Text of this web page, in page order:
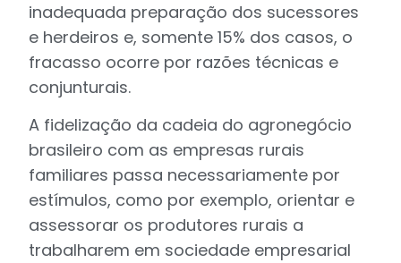
inadequada preparação dos sucessores
e herdeiros e, somente 15% dos casos, o
fracasso ocorre por razões técnicas e
conjunturais.
A fidelização da cadeia do agronegócio
brasileiro com as empresas rurais
familiares passa necessariamente por
estímulos, como por exemplo, orientar e
assessorar os produtores rurais a
trabalharem em sociedade empresarial